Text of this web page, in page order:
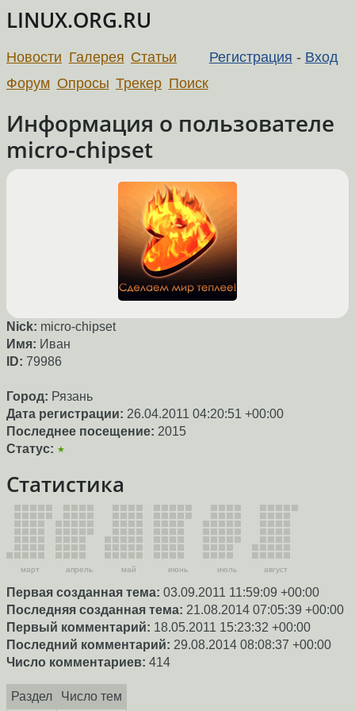
LINUX.ORG.RU
Регистрация - Вход
Новости Галерея Статьи
Форум Опросы Трекер Поиск
Информация о пользователе
micro-chipset
Nick: micro-chipset
Имя: Иван
ID: 79986
Город: Рязань
Дата регистрации: 26.04.2011 04:20:51 +00:00
Последнее посещение: 2015
Статус: ★
Статистика
март апрель май июнь июль август
Первая созданная тема: 03.09.2011 11:59:09 +00:00
Последняя созданная тема: 21.08.2014 07:05:39 +00:00
Первый комментарий: 18.05.2011 15:23:32 +00:00
Последний комментарий: 29.08.2014 08:08:37 +00:00
Число комментариев: 414
Раздел Число тем